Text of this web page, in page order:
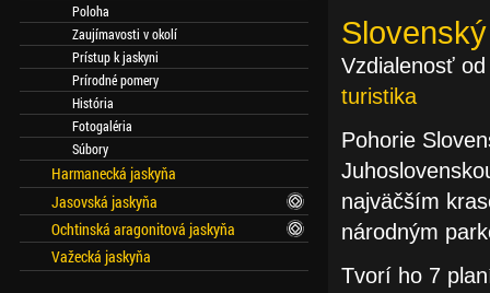
Vzdialenosť
turistika
Pohorie
najväčším
národným
Tvorí ho 7
Poloha
Zaujímavosti v okolí
Prístup k jaskyni
Prírodné pomery
História
Fotogaléria
Súbory
Harmanecká jaskyňa
Jasovská jaskyňa
Ochtinská aragonitová jaskyňa
Važecká jaskyňa